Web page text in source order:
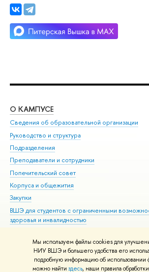
Мы используем файлы cookies для
НИУ ВШЭ и большего удобства его
подробную информацию об использовании
можно найти здесь, наши правила
О КАМПУСЕ
Сведения об образовательной организации
Руководство и структура
Подразделения
Преподаватели и сотрудники
Попечительский совет
Корпуса и общежития
Закупки
ВШЭ для студентов с ограниченными
здоровья и инвалидностью
Единая платежная страница